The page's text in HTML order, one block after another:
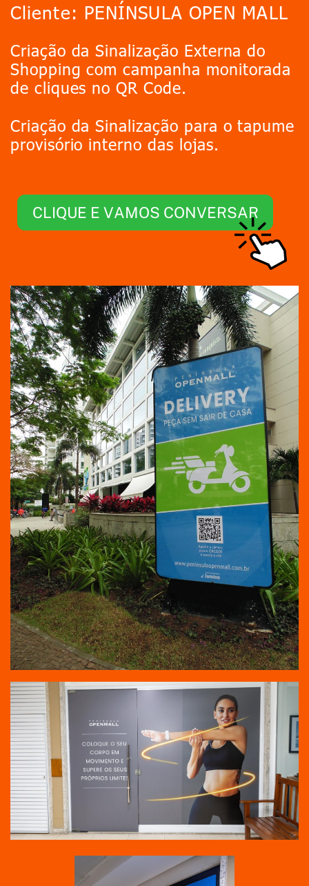
Cliente: PENÍNSULA OPEN MALL
Criação da Sinalização Externa do
Shopping com campanha monitorada
de cliques no QR Code.
Criação da Sinalização para o tapume
provisório interno das lojas.
CLIQUE E VAMOS CONVERSAR